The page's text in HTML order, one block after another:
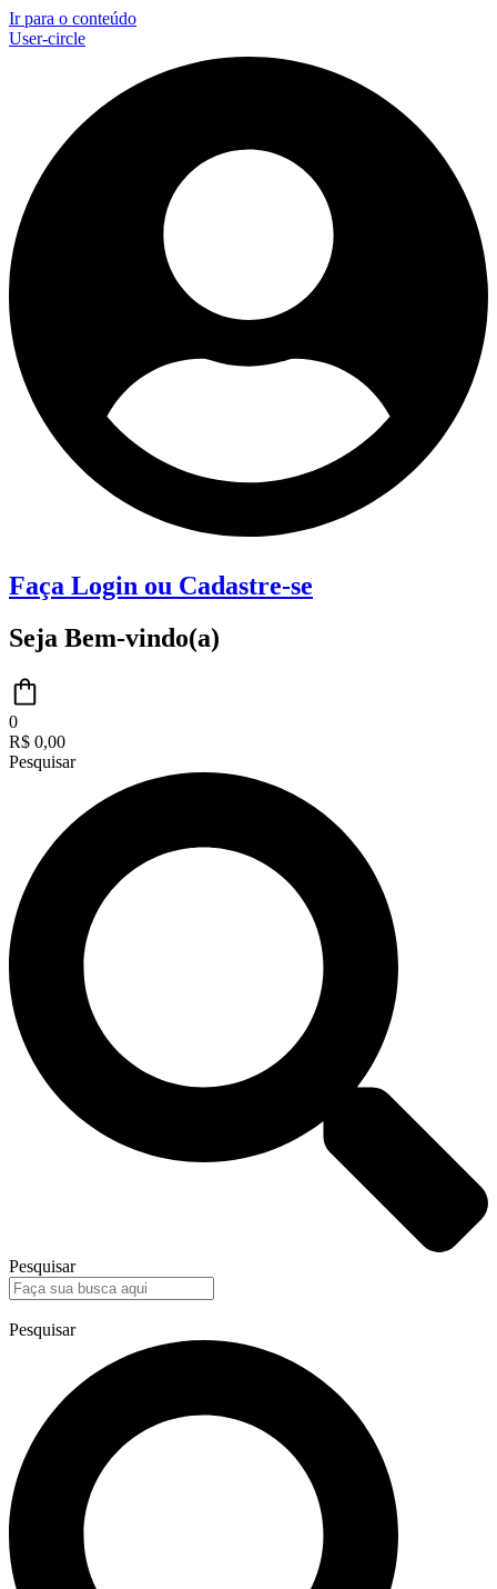
Ir para o conteúdo
User-circle
Faça Login ou Cadastre-se
Seja Bem-vindo(a)
0
R$ 0,00
Pesquisar
Pesquisar
Pesquisar